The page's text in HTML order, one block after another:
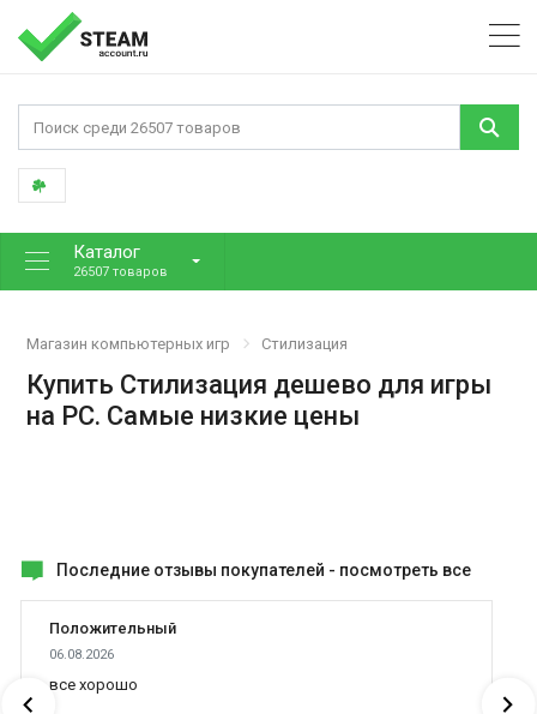
Каталог
26507 товаров
Магазин компьютерных игр Стилизация
Купить Стилизация дешево для игры
на PC. Самые низкие цены
Последние отзывы покупателей - посмотреть все
Положительный
06.08.2026
все хорошо